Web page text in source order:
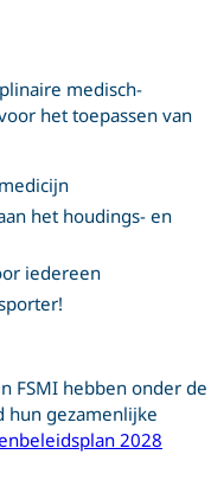
medisch-
het toepassen van
het houdings- en
iedereen
FSMI hebben onder de
hun gezamenlijke
2028